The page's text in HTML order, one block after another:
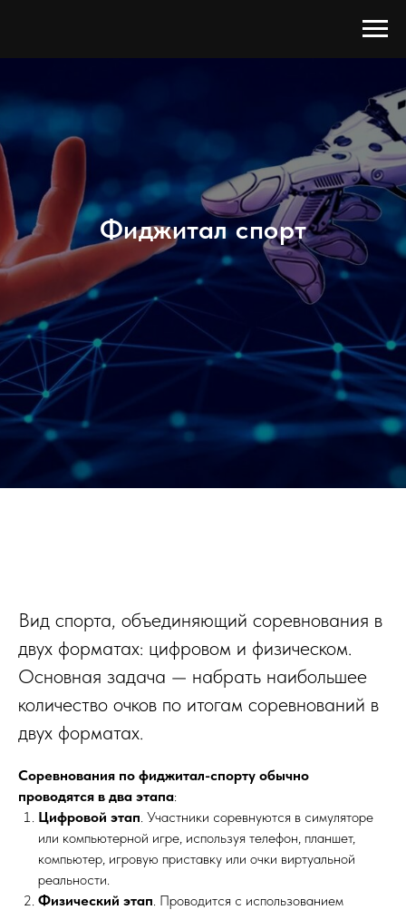
Фиджитал спорт
Вид спорта, объединяющий соревнования в
двух форматах: цифровом и физическом.
Основная задача — набрать наибольшее
количество очков по итогам соревнований в
двух форматах.
Соревнования по фиджитал-спорту обычно
проводятся в два этапа:
Цифровой этап . Участники соревнуются в симуляторе
или компьютерной игре, используя телефон, планшет,
компьютер, игровую приставку или очки виртуальной
реальности.
Физический этап . Проводится с использованием